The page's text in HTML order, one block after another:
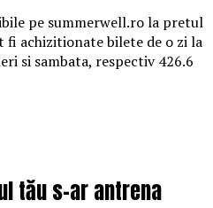
pe summerwell.ro la pretul
fi achizitionate bilete de o zi la
si sambata, respectiv 426.6
tău s-ar antrena